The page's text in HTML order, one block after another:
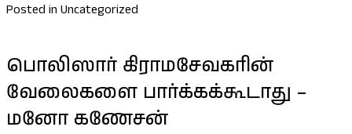
Posted in Uncategorized
பொலிஸார் கிராமசேவகரின்
வேலைகளை பார்க்கக்கூடாது –
மனோ கணேசன்